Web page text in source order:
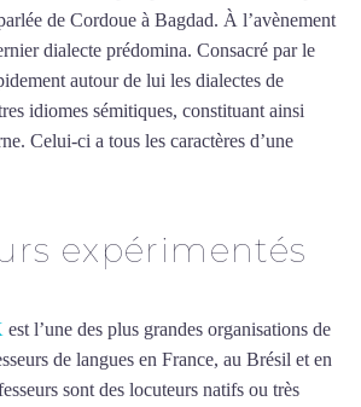
de Cordoue à Bagdad. À l’avènement
dialecte prédomina. Consacré par le
autour de lui les dialectes de
idiomes sémitiques, constituant ainsi
Celui-ci a tous les caractères d’une
expérimentés
est l’une des plus grandes organisations de
de langues en France, au Brésil et en
sont des locuteurs natifs ou très